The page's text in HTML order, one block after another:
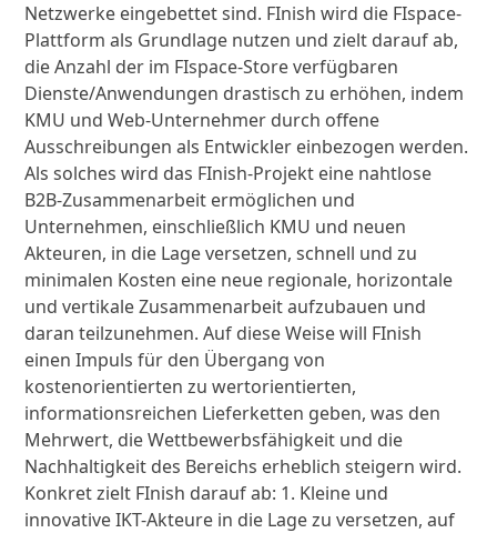
Netzwerke eingebettet sind. FInish wird die FIspace-
Plattform als Grundlage nutzen und zielt darauf ab,
die Anzahl der im FIspace-Store verfügbaren
Dienste/Anwendungen drastisch zu erhöhen, indem
KMU und Web-Unternehmer durch offene
Ausschreibungen als Entwickler einbezogen werden.
Als solches wird das FInish-Projekt eine nahtlose
B2B-Zusammenarbeit ermöglichen und
Unternehmen, einschließlich KMU und neuen
Akteuren, in die Lage versetzen, schnell und zu
minimalen Kosten eine neue regionale, horizontale
und vertikale Zusammenarbeit aufzubauen und
daran teilzunehmen. Auf diese Weise will FInish
einen Impuls für den Übergang von
kostenorientierten zu wertorientierten,
informationsreichen Lieferketten geben, was den
Mehrwert, die Wettbewerbsfähigkeit und die
Nachhaltigkeit des Bereichs erheblich steigern wird.
Konkret zielt FInish darauf ab: 1. Kleine und
innovative IKT-Akteure in die Lage zu versetzen, auf